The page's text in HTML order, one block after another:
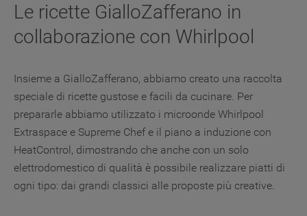
Le ricette GialloZafferano in
collaborazione con Whirlpool
Insieme a GialloZafferano, abbiamo creato una raccolta
speciale di ricette gustose e facili da cucinare. Per
prepararle abbiamo utilizzato i microonde Whirlpool
Extraspace e Supreme Chef e il piano a induzione con
HeatControl, dimostrando che anche con un solo
elettrodomestico di qualità è possibile realizzare piatti di
ogni tipo: dai grandi classici alle proposte più creative.